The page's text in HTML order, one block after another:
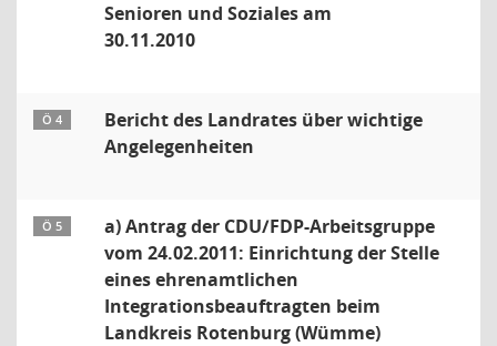
Senioren und Soziales am
30.11.2010
Ö 4
Bericht des Landrates über wichtige
Angelegenheiten
Ö 5
a) Antrag der CDU/FDP-Arbeitsgruppe
vom 24.02.2011: Einrichtung der Stelle
eines ehrenamtlichen
Integrationsbeauftragten beim
Landkreis Rotenburg (Wümme)